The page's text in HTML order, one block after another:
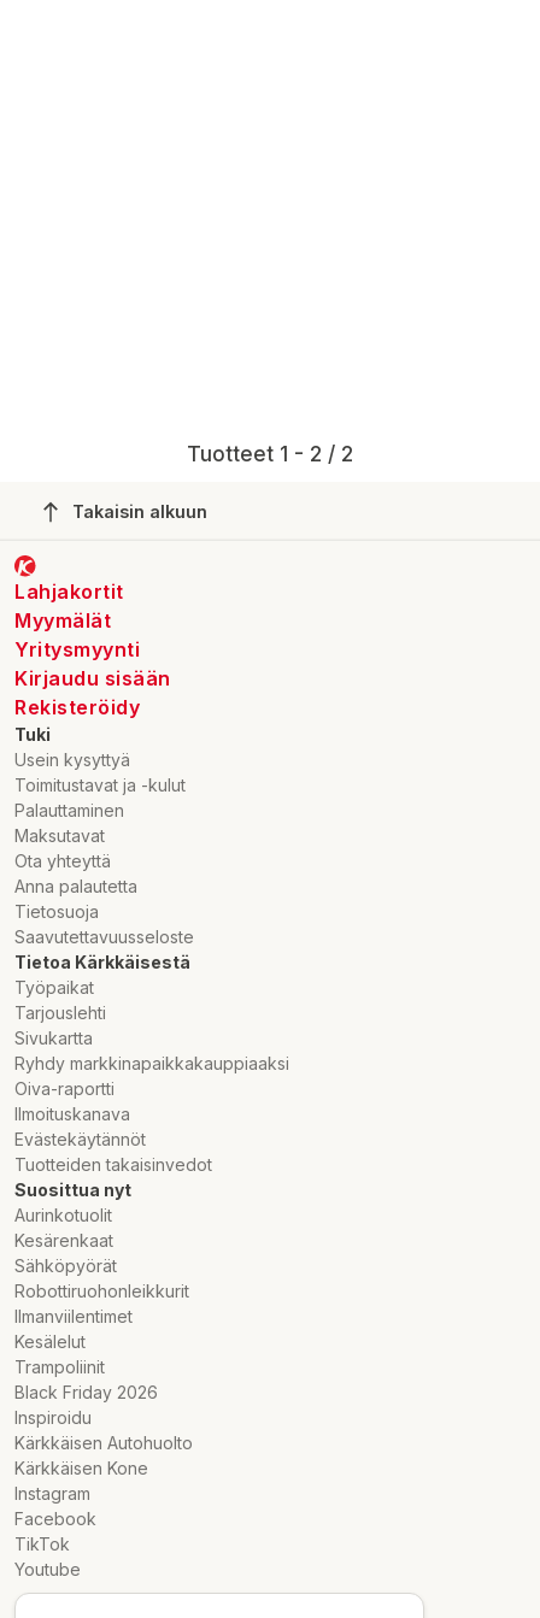
Tuotteet 1 - 2 / 2
Takaisin alkuun
Lahjakortit
Myymälät
Yritysmyynti
Kirjaudu sisään
Rekisteröidy
Tuki
Usein kysyttyä
Toimitustavat ja -kulut
Palauttaminen
Maksutavat
Ota yhteyttä
Anna palautetta
Tietosuoja
Saavutettavuusseloste
Tietoa Kärkkäisestä
Työpaikat
Tarjouslehti
Sivukartta
Ryhdy markkinapaikkakauppiaaksi
Oiva-raportti
Ilmoituskanava
Evästekäytännöt
Tuotteiden takaisinvedot
Suosittua nyt
Aurinkotuolit
Kesärenkaat
Sähköpyörät
Robottiruohonleikkurit
Ilmanviilentimet
Kesälelut
Trampoliinit
Black Friday 2026
Inspiroidu
Kärkkäisen Autohuolto
Kärkkäisen Kone
Instagram
Facebook
TikTok
Youtube